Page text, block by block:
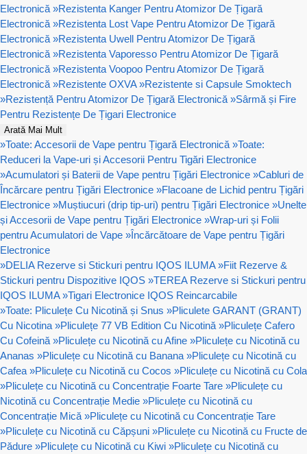
Electronică »Rezistenta Kanger Pentru Atomizor De Țigară
Electronică »Rezistenta Lost Vape Pentru Atomizor De Țigară
Electronică »Rezistenta Uwell Pentru Atomizor De Țigară
Electronică »Rezistenta Vaporesso Pentru Atomizor De Țigară
Electronică »Rezistenta Voopoo Pentru Atomizor De Țigară
Electronică »Rezistente OXVA »Rezistente si Capsule Smoktech
»Rezistență Pentru Atomizor De Țigară Electronică »Sârmă și Fire
Pentru Rezistențe De Țigari Electronice
Arată Mai Mult
»Toate: Accesorii de Vape pentru Țigară Electronică »Toate:
Reduceri la Vape-uri și Accesorii Pentru Tigări Electronice
»Acumulatori și Baterii de Vape pentru Țigări Electronice »Cabluri de
Încărcare pentru Țigări Electronice »Flacoane de Lichid pentru Țigări
Electronice »Muștiucuri (drip tip-uri) pentru Țigări Electronice »Unelte
și Accesorii de Vape pentru Țigări Electronice »Wrap-uri și Folii
pentru Acumulatori de Vape »Încărcătoare de Vape pentru Țigări
Electronice
»DELIA Rezerve si Stickuri pentru IQOS ILUMA »Fiit Rezerve &
Stickuri pentru Dispozitive IQOS »TEREA Rezerve si Stickuri pentru
IQOS ILUMA »Tigari Electronice IQOS Reincarcabile
»Toate: Pliculețe Cu Nicotină și Snus »Pliculete GARANT (GRANT)
Cu Nicotina »Pliculețe 77 VB Edition Cu Nicotină »Pliculețe Cafero
Cu Cofeină »Pliculețe cu Nicotină cu Afine »Pliculețe cu Nicotină cu
Ananas »Pliculețe cu Nicotină cu Banana »Pliculețe cu Nicotină cu
Cafea »Pliculețe cu Nicotină cu Cocos »Pliculețe cu Nicotină cu Cola
»Pliculețe cu Nicotină cu Concentrație Foarte Tare »Pliculețe cu
Nicotină cu Concentrație Medie »Pliculețe cu Nicotină cu
Concentrație Mică »Pliculețe cu Nicotină cu Concentrație Tare
»Pliculețe cu Nicotină cu Căpșuni »Pliculețe cu Nicotină cu Fructe de
Pădure »Pliculețe cu Nicotină cu Kiwi »Pliculețe cu Nicotină cu